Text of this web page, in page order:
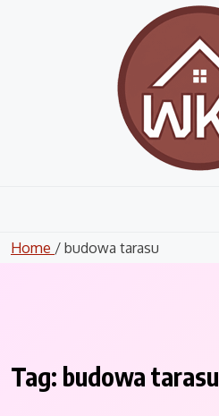
Home / budowa tarasu
Tag: budowa tarasu